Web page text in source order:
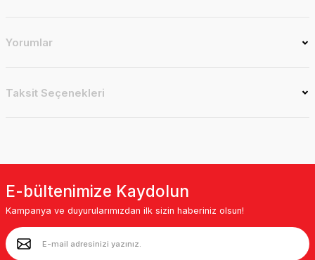
Yorumlar
Taksit Seçenekleri
E-bültenimize Kaydolun
Kampanya ve duyurularımızdan ilk sizin haberiniz olsun!